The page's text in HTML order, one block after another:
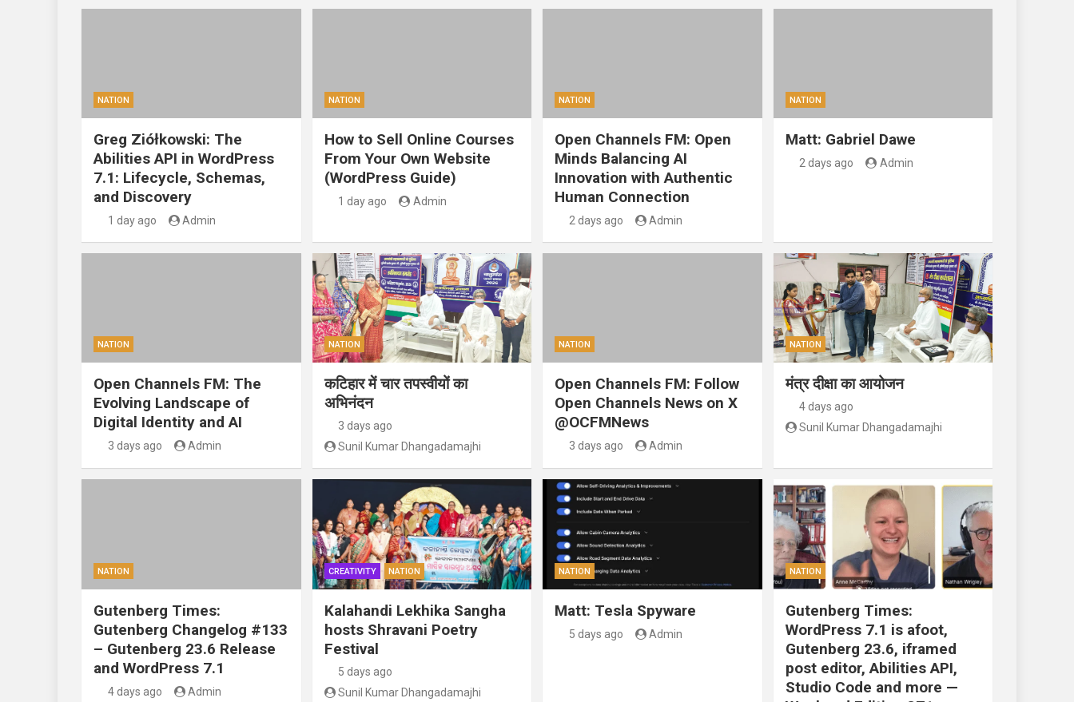
NATION
Greg Ziółkowski: The
Abilities API in WordPress
7.1: Lifecycle, Schemas,
and Discovery
1 day ago Admin
NATION
How to Sell Online Courses
From Your Own Website
(WordPress Guide)
1 day ago Admin
NATION
Open Channels FM: Open
Minds Balancing AI
Innovation with Authentic
Human Connection
2 days ago Admin
NATION
Matt: Gabriel Dawe
2 days ago Admin
NATION
Open Channels FM: The
Evolving Landscape of
Digital Identity and AI
3 days ago Admin
NATION
कटिहार में चार तपस्वीयों का
अभिनंदन
3 days ago
Sunil Kumar Dhangadamajhi
NATION
Open Channels FM: Follow
Open Channels News on X
@OCFMNews
3 days ago Admin
NATION
मंत्र दीक्षा का आयोजन
4 days ago
Sunil Kumar Dhangadamajhi
NATION
Gutenberg Times:
Gutenberg Changelog #133
– Gutenberg 23.6 Release
and WordPress 7.1
4 days ago Admin
CREATIVITY NATION
Kalahandi Lekhika Sangha
hosts Shravani Poetry
Festival
5 days ago
Sunil Kumar Dhangadamajhi
NATION
Matt: Tesla Spyware
5 days ago Admin
NATION
Gutenberg Times:
WordPress 7.1 is afoot,
Gutenberg 23.6, iframed
post editor, Abilities API,
Studio Code and more —